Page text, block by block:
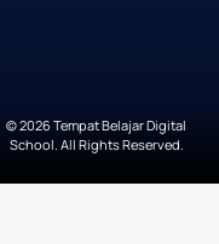
© 2026 Tempat Belajar Digital
School. All Rights Reserved.